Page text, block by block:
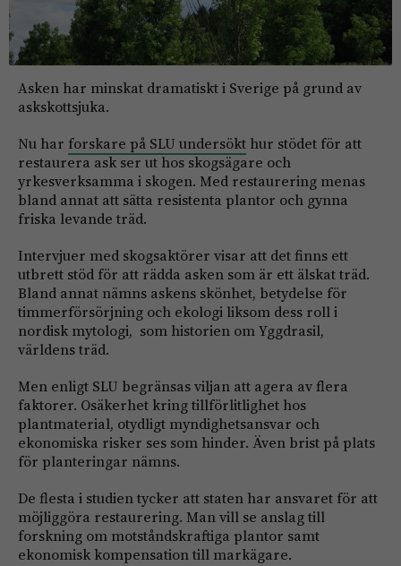
Asken har minskat dramatiskt i Sverige på grund av
askskottsjuka.
Nu har forskare på SLU undersökt hur stödet för att
restaurera ask ser ut hos skogsägare och
yrkesverksamma i skogen. Med restaurering menas
bland annat att sätta resistenta plantor och gynna
friska levande träd.
Intervjuer med skogsaktörer visar att det finns ett
utbrett stöd för att rädda asken som är ett älskat träd.
Bland annat nämns askens skönhet, betydelse för
timmerförsörjning och ekologi liksom dess roll i
nordisk mytologi, som historien om Yggdrasil,
världens träd.
Men enligt SLU begränsas viljan att agera av flera
faktorer. Osäkerhet kring tillförlitlighet hos
plantmaterial, otydligt myndighetsansvar och
ekonomiska risker ses som hinder. Även brist på plats
för planteringar nämns.
De flesta i studien tycker att staten har ansvaret för att
möjliggöra restaurering. Man vill se anslag till
forskning om motståndskraftiga plantor samt
ekonomisk kompensation till markägare.